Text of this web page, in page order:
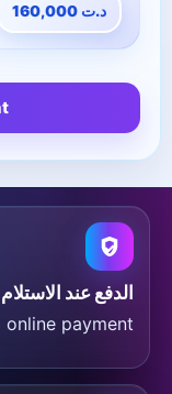
د.ت
الدفع عند الاستلام
payment.